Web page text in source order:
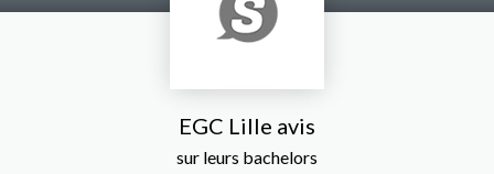
EGC Lille avis
sur leurs bachelors